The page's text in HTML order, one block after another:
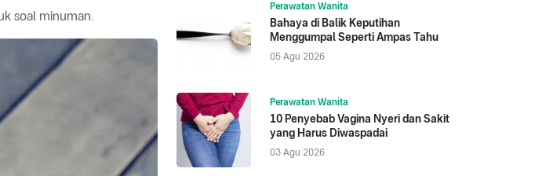
soal minuman.
Perawatan Wanita
Bahaya di Balik Keputihan
Menggumpal Seperti Ampas Tahu
05 Agu 2026
Perawatan Wanita
10 Penyebab Vagina Nyeri dan Sakit
yang Harus Diwaspadai
03 Agu 2026